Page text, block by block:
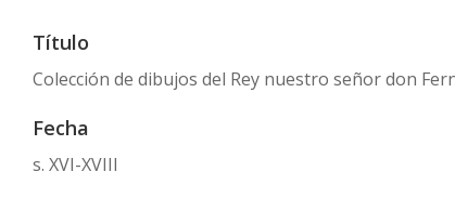
Título
Colección de dibujos del Rey nuestro señor don
Fecha
s. XVI-XVIII